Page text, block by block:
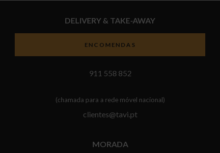
DELIVERY & TAKE-AWAY
ENCOMENDAS
911 558 852
(chamada para a rede móvel nacional)
clientes@tavi.pt
MORADA